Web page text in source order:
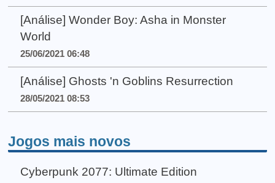
[Análise] Wonder Boy: Asha in Monster
World
25/06/2021 06:48
[Análise] Ghosts 'n Goblins Resurrection
28/05/2021 08:53
Jogos mais novos
Cyberpunk 2077: Ultimate Edition